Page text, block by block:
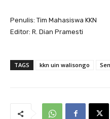
Penulis: Tim Mahasiswa KKN
Editor: R. Dian Pramesti
TAGS kkn uin walisongo